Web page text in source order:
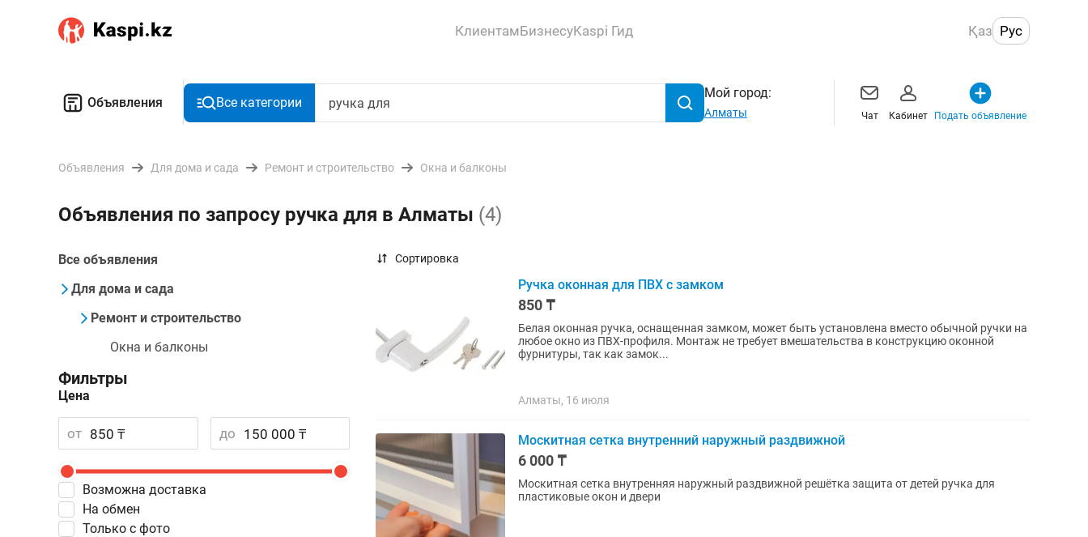
КлиентамБизнесуKaspi Гид Қаз Рус
Объявления Все категории
Мой город:
Алматы Чат Кабинет Подать объявление
Объявления Для дома и сада Ремонт и строительство Окна и балконы
Объявления по запросу ручка для в Алматы (4)
Все объявления
Для дома и сада
Ремонт и строительство
Окна и балконы
Фильтры
Цена
от до
Возможна доставка
На обмен
Только с фото
Сортировка
Ручка оконная для ПВХ с замком
850 ₸
Белая оконная ручка, оснащенная замком, может быть установлена вместо обычной ручки на
любое окно из ПВХ-профиля. Монтаж не требует вмешательства в конструкцию оконной
фурнитуры, так как замок...
Алматы, 16 июля
Москитная сетка внутренний наружный раздвижной
6 000 ₸
Москитная сетка внутренняя наружный раздвижной решётка защита от детей ручка для
пластиковые окон и двери